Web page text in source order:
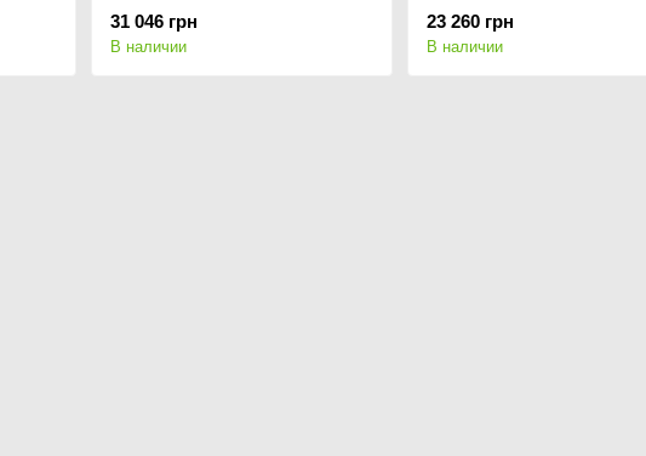
31 046 грн
В наличии
23 260 грн
В наличии